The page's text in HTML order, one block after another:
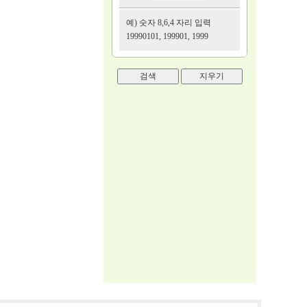
예) 숫자 8,6,4 자리 입력
19990101, 199901, 1999